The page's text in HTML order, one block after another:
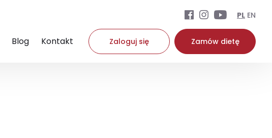
PL EN
Blog Kontakt Zaloguj się Zamów dietę